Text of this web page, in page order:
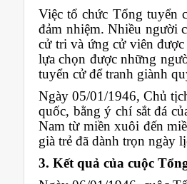
Việc tổ chức Tổng tuyển
đảm nhiệm. Nhiều người
cử tri và ứng cử viên
lựa chọn được những
tuyển cử để tranh giành
Ngày 05/01/1946, Chủ
quốc, bằng ý chí sắt đá
Nam từ miền xuôi đến
già trẻ đã dành trọn ngày
3. Kết quả của cuộc